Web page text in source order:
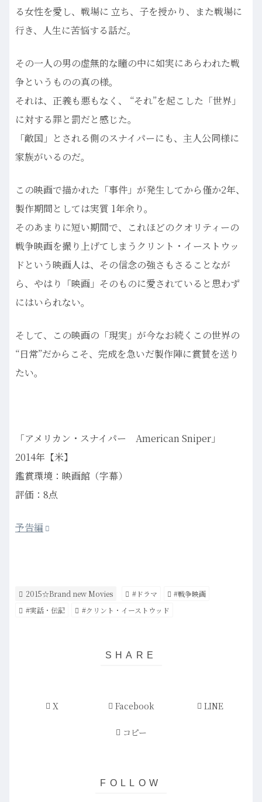
る女性を愛し、戦場に 立ち、子を授かり、また戦場に
行き、人生に苦悩する話だ。
その一人の男の虚無的な瞳の中に如実にあらわれた戦
争というものの真の様。
それは、正義も悪もなく、 “それ”を起こした「世界」
に対する罪と罰だと感じた。
「敵国」とされる側のスナイパーにも、主人公同様に
家族がいるのだ。
この映画で描かれた「事件」が発生してから僅か2年、
製作期間としては実質 1年余り。
そのあまりに短い期間で、これほどのクオリティーの
戦争映画を撮り上げてしまうクリント・イーストウッ
ドという映画人は、その信念の強さもさることなが
ら、やはり「映画」そのものに愛されていると思わず
にはいられない。
そして、この映画の「現実」が今なお続くこの世界の
“日常”だからこそ、完成を急いだ製作陣に賞賛を送り
たい。
「アメリカン・スナイパー American Sniper」
2014年【米】
鑑賞環境：映画館（字幕）
評価：8点
予告編
2015☆Brand new Movies #ドラマ
#戦争映画
#実話・伝記
#クリント・イーストウッド
X Facebook LINE
コピー